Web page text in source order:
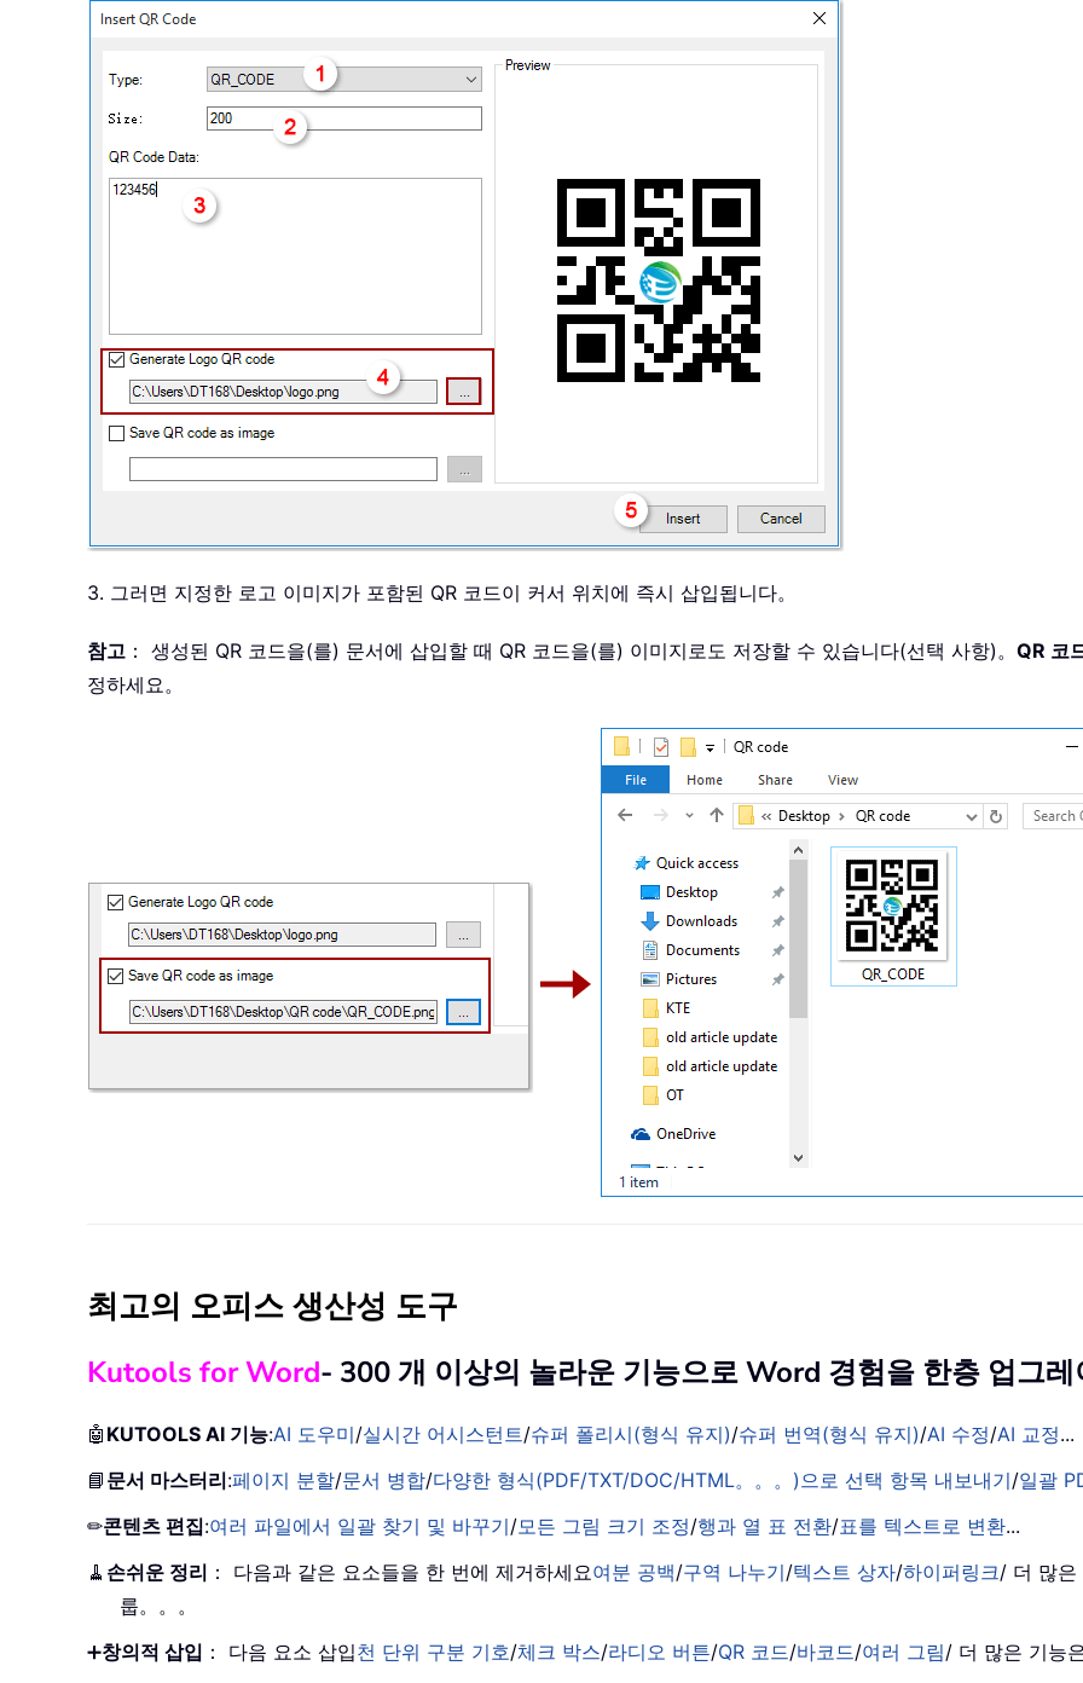
3. 그러면 지정한 로고 이미지가 포함된 QR 코드이 커서 위치에 즉시 삽입됩니다。
참고 ： 생성된 QR 코드을(를) 문서에 삽입할 때 QR 코드을(를) 이미지로도 저장할 수 있습니다(선택 사항)。 QR 코
정하세요。
최고의 오피스 생산성 도구
Kutools for Word- 300 개 이상의 놀라운 기능으로 Word 경험을 한층 업그레
🤖 KUTOOLS AI 기능:AI 도우미/실시간 어시스턴트/슈퍼 폴리시(형식 유지)/슈퍼 번역(형식 유지)/AI 수정/AI 교정...
📘 문서 마스터리:페이지 분할/문서 병합/다양한 형식(PDF/TXT/DOC/HTML。。。)으로 선택 항목 내보내기/일괄
✏콘텐츠 편집:여러 파일에서 일괄 찾기 및 바꾸기/모든 그림 크기 조정/행과 열 표 전환/표를 텍스트로 변환...
🧹 손쉬운 정리 ： 다음과 같은 요소들을 한 번에 제거하세요여분 공백/구역 나누기/텍스트 상자/하이퍼링크/ 더 많은
룹。。。
➕창의적 삽입 ： 다음 요소 삽입천 단위 구분 기호/체크 박스/라디오 버튼/QR 코드/바코드/여러 그림/ 더 많은 기능